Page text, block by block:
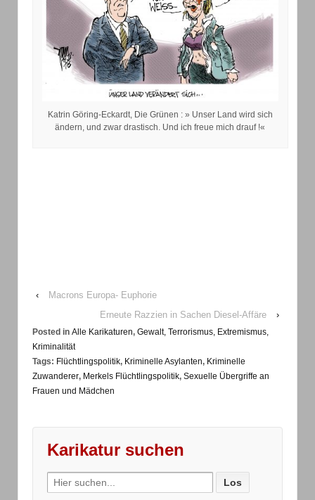
Katrin Göring-Eckardt, Die Grünen : » Unser Land wird sich
ändern, und zwar drastisch. Und ich freue mich drauf !«
‹
Macrons Europa- Euphorie
Erneute Razzien in Sachen Diesel-Affäre
›
Posted in Alle Karikaturen, Gewalt, Terrorismus, Extremismus,
Kriminalität
Tags: Flüchtlingspolitik, Kriminelle Asylanten, Kriminelle
Zuwanderer, Merkels Flüchtlingspolitik, Sexuelle Übergriffe an
Frauen und Mädchen
Karikatur suchen
Search
for: